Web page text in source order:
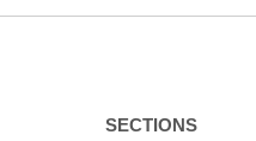
SECTIONS